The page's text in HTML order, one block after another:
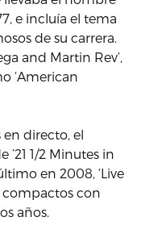
e incluía el tema
de su carrera.
and Martin Rev’,
‘American
en directo, el
1/2 Minutes in
en 2008, ‘Live
compactos con
años.